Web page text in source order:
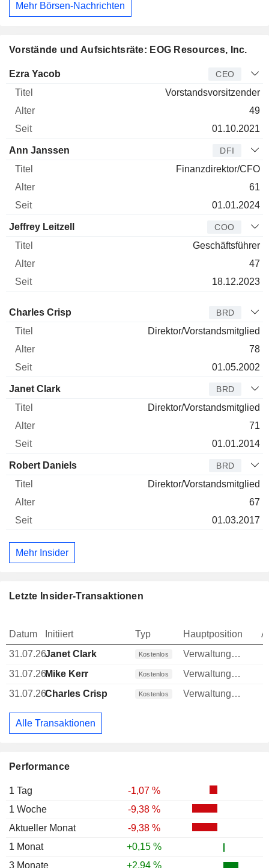
Mehr Börsen-Nachrichten
Performance
1 Tag
-1,07 %
1 Woche
-9,38 %
Aktueller Monat
-9,38 %
1 Monat
+0,15 %
3 Monate
+2,94 %
Vorstände und Aufsichtsräte: EOG Resources, Inc.
Manager Titel
Ezra Yacob CEO
Vorstandsvorsitzender
49
01.10.2021
Ann Janssen DFI
Finanzdirektor/CFO
61
01.01.2024
Jeffrey Leitzell COO
Geschäftsführer
47
18.12.2023
Verwaltungsratsmitglied
Charles Crisp BRD
Direktor/Vorstandsmitglied
78
01.05.2002
Janet Clark BRD
Direktor/Vorstandsmitglied
71
01.01.2014
Robert Daniels BRD
Direktor/Vorstandsmitglied
67
01.03.2017
Mehr Insider
Letzte Insider-Transaktionen
Datum Initiiert Typ Hauptposition
31.07.26Janet Clark Kostenlos
Verwaltungsratsmitglied
31.07.26Mike Kerr Kostenlos
Verwaltungsratsmitglied
31.07.26Charles Crisp Kostenlos Verwaltungsratsmitglied
Alle Transaktionen